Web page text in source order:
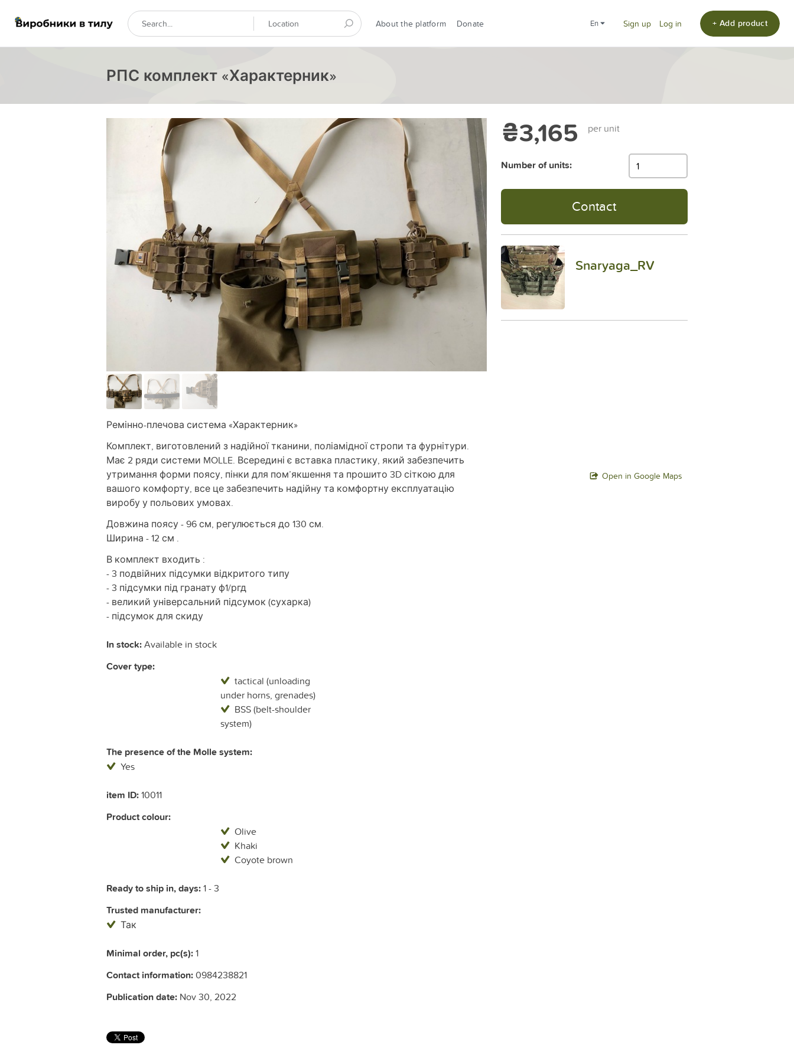
About the platform Donate en Sign up Log in + Add product
РПС комплект «Характерник»
Ремінно-плечова система «Характерник»
Комплект, виготовлений з надійної тканини, поліамідної стропи та фурнітури.
Має 2 ряди системи MOLLE. Всередині є вставка пластику, який забезпечить
утримання форми поясу, пінки для пом’якшення та прошито 3D сіткою для
вашого комфорту, все це забезпечить надійну та комфортну експлуатацію
виробу у польових умовах.
Довжина поясу - 96 см, регулюється до 130 см.
Ширина - 12 см .
В комплект входить :
- 3 подвійних підсумки відкритого типу
- 3 підсумки під гранату ф1/ргд
- великий універсальний підсумок (сухарка)
- підсумок для скиду
In stock:Available in stock
Cover type:
tactical (unloading
under horns, grenades)
BSS (belt-shoulder
system)
The presence of the Molle system:
Yes
item ID:10011
Product colour:
Olive
Khaki
Coyote brown
Ready to ship in, days:1 - 3
Trusted manufacturer:
Так
Minimal order, pc(s):1
Contact information:0984238821
Publication date: Nov 30, 2022
₴3,165 per unit
Number of units:
Contact
Snaryaga_RV
Open in Google Maps